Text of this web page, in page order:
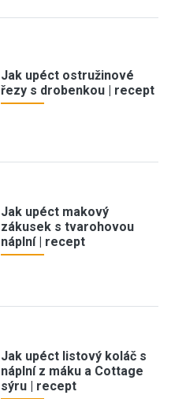
Jak upéct ostružinové
řezy s drobenkou | recept
Jak upéct makový
zákusek s tvarohovou
náplní | recept
Jak upéct listový koláč s
náplní z máku a Cottage
sýru | recept